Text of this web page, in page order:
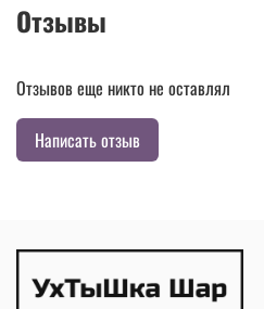
Отзывы
Отзывов еще никто не оставлял
Написать отзыв